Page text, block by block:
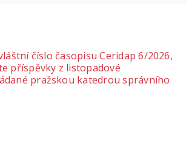
číslo časopisu Ceridap 6/2026,
příspěvky z listopadové
pražskou katedrou správního